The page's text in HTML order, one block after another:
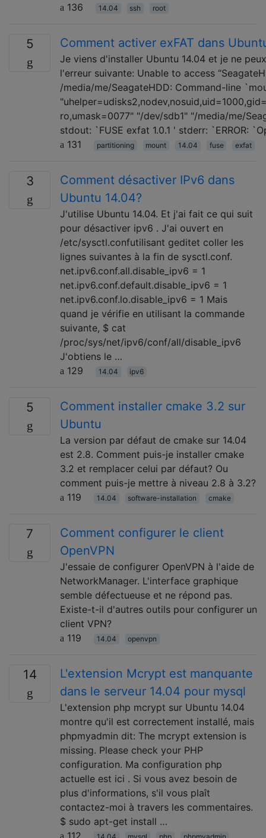
136
14.04 ssh root
5 Comment activer exFAT dans
Je viens d'installer Ubuntu 14.04 et je ne
l'erreur suivante: Unable to access
/media/me/SeagateHDD: Command-line
ro,umask=0077" "/dev/sdb1" "/media/me/
stdout: `FUSE exfat 1.0.1 ' stderr: `ERROR:
131
partitioning mount 14.04 fuse exfat
3
Comment désactiver IPv6 dans
Ubuntu 14.04?
J'utilise Ubuntu 14.04. Et j'ai fait ce qui suit
pour désactiver ipv6 . J'ai ouvert en
/etc/sysctl.confutilisant geditet coller les
lignes suivantes à la fin de sysctl.conf.
net.ipv6.conf.all.disable_ipv6 = 1
net.ipv6.conf.default.disable_ipv6 = 1
net.ipv6.conf.lo.disable_ipv6 = 1 Mais
quand je vérifie en utilisant la commande
suivante, $ cat
/proc/sys/net/ipv6/conf/all/disable_ipv6
J'obtiens le …
129
14.04 ipv6
5
Comment installer cmake 3.2 sur
Ubuntu
La version par défaut de cmake sur 14.04
est 2.8. Comment puis-je installer cmake
3.2 et remplacer celui par défaut? Ou
comment puis-je mettre à niveau 2.8 à 3.2?
119
14.04 software-installation cmake
7
Comment configurer le client
OpenVPN
J'essaie de configurer OpenVPN à l'aide de
NetworkManager. L'interface graphique
semble défectueuse et ne répond pas.
Existe-t-il d'autres outils pour configurer un
client VPN?
119
14.04 openvpn
14
L'extension Mcrypt est manquante
dans le serveur 14.04 pour mysql
L'extension php mcrypt sur Ubuntu 14.04
montre qu'il est correctement installé, mais
phpmyadmin dit: The mcrypt extension is
missing. Please check your PHP
configuration. Ma configuration php
actuelle est ici . Si vous avez besoin de
plus d'informations, s'il vous plaît
contactez-moi à travers les commentaires.
$ sudo apt-get install …
112